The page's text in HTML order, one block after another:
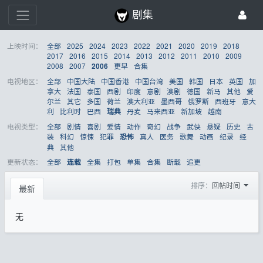
剧集
上映时间： 全部 2025 2024 2023 2022 2021 2020 2019
2018
2017 2016 2015 2014 2013 2012 2011 2010
2009
2008
2007 2006 更早 合集
电视地区：
全部 中国大陆 中国香港 中国台湾 美国 韩国 日本 英国
加
拿大 法国 泰国 西剧 印度 意剧 澳剧 德国 新马 其他
爱
尔兰
其它 多国 荷兰 澳大利亚 墨西哥 俄罗斯 西班牙
意大
利
比利时 巴西 瑞典 丹麦 马来西亚 新加坡 越南
电视类型：
全部 剧情 喜剧 爱情 动作 奇幻 战争 武侠 悬疑 历史
古
装 科幻 惊悚 犯罪 恐怖 真人 医务 歌舞 动画 纪录 经
典 其他
更新状态：
全部 连载 全集 打包 单集 合集 断载 追更
最新 排序： 回帖时间
无